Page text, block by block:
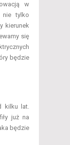
w
nie tylko
kierunek
się
będzie
kilku lat.
już na
będzie